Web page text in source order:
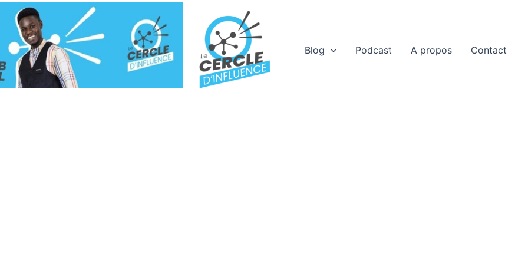
Blog
Podcast A propos Contact